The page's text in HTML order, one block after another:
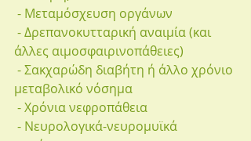
- Μεταμόσχευση οργάνων
άλλες αιμοσφαιρινοπάθειες)
μεταβολικό νόσημα
- Χρόνια νεφροπάθεια